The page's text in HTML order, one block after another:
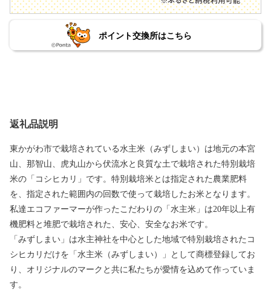
ポイント交換所はこちら
返礼品説明
東かがわ市で栽培されている水主米（みずしまい）は地元の本宮
山、那智山、虎丸山から伏流水と良質な土で栽培された特別栽培
米の「コシヒカリ」です。特別栽培米とは指定された農業肥料
を、指定された範囲内の回数で使って栽培したお米となります。
私達エコファーマーが作ったこだわりの「水主米」は20年以上有
機肥料と堆肥で栽培された、安心、安全なお米です。
「みずしまい」は水主神社を中心とした地域で特別栽培されたコ
シヒカリだけを「水主米（みずしまい）」として商標登録してお
り、オリジナルのマークと共に私たちが愛情を込めて作っていま
す。